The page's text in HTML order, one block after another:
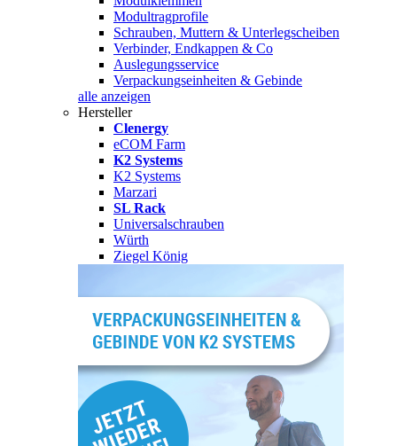
Modultragprofile
Schrauben, Muttern & Unterlegscheiben
Verbinder, Endkappen & Co
Auslegungsservice
Verpackungseinheiten & Gebinde
alle anzeigen
Hersteller
Clenergy
eCOM Farm
K2 Systems
K2 Systems
Marzari
SL Rack
Universalschrauben
Würth
Ziegel König